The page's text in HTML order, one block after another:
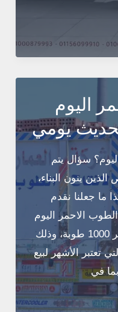
اليوم
سؤال يتم
ينون البناء،
ما جعلنا نقدم
الاحمر اليوم
في مصر 2026، وبالتحديد سعر 1000 طوبة، وذلك
تعتبر الأشهر لبيع
في